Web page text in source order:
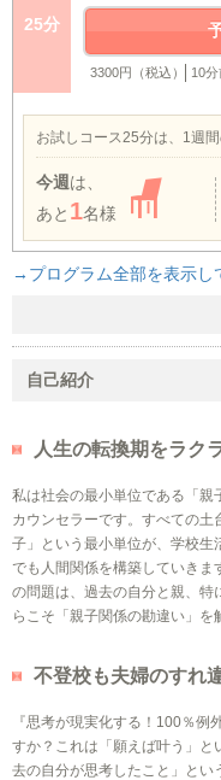
25分
3300円（税込） 10
お試しコース25分は、1週
今週 は、
あと 1名様
→プログラム全部を表示し
自己紹介
人生の転換期をラク
私は社会の最小単位である「親
カウンセラーです。すべての
子」という最小単位が、学校生
でも人間関係を構築していきま
の問題は、過去の自分と親、特
らこそ「親子関係の勘違い」を
不登校も夫婦のすれ
『思考が現実化する！100％例
すか？これは「願えば叶う」と
去の自分が思考したこと」とい